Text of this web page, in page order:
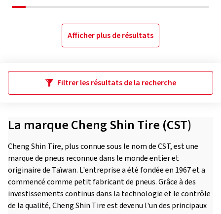
Afficher plus de résultats
Filtrer les résultats de la recherche
La marque Cheng Shin Tire (CST)
Cheng Shin Tire, plus connue sous le nom de CST, est une
marque de pneus reconnue dans le monde entier et
originaire de Taïwan. L'entreprise a été fondée en 1967 et a
commencé comme petit fabricant de pneus. Grâce à des
investissements continus dans la technologie et le contrôle
de la qualité, Cheng Shin Tire est devenu l'un des principaux